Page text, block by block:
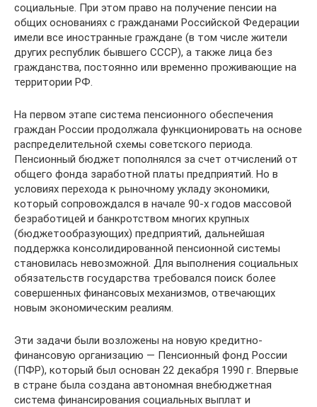
социальные. При этом право на получение пенсии на
общих основаниях с гражданами Российской Федерации
имели все иностранные граждане (в том числе жители
других республик бывшего СССР), а также лица без
гражданства, постоянно или временно проживающие на
территории РФ.
На первом этапе система пенсионного обеспечения
граждан России продолжала функционировать на основе
распределительной схемы советского периода.
Пенсионный бюджет пополнялся за счет отчислений от
общего фонда заработной платы предприятий. Но в
условиях перехода к рыночному укладу экономики,
который сопровождался в начале 90-х годов массовой
безработицей и банкротством многих крупных
(бюджетообразующих) предприятий, дальнейшая
поддержка консолидированной пенсионной системы
становилась невозможной. Для выполнения социальных
обязательств государства требовался поиск более
совершенных финансовых механизмов, отвечающих
новым экономическим реалиям.
Эти задачи были возложены на новую кредитно-
финансовую организацию — Пенсионный фонд России
(ПФР), который был основан 22 декабря 1990 г. Впервые
в стране была создана автономная внебюджетная
система финансирования социальных выплат и